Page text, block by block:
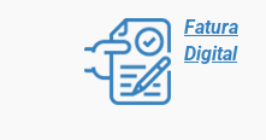
Fatura
Digital